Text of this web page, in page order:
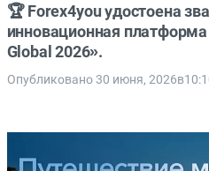
🏆 Forex4you удостоена
инновационная
Global 2026».
Опубликовано 30 июня,